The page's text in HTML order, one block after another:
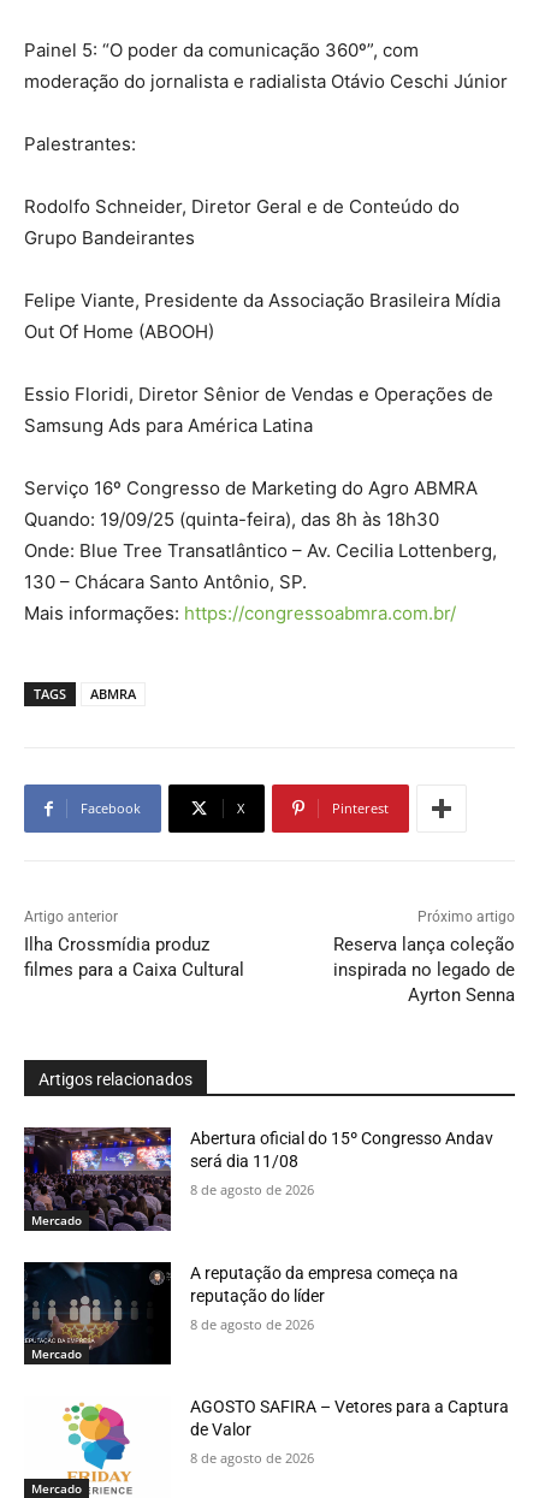
Painel 5: “O poder da comunicação 360º”, com
moderação do jornalista e radialista Otávio Ceschi Júnior
Palestrantes:
Rodolfo Schneider, Diretor Geral e de Conteúdo do
Grupo Bandeirantes
Felipe Viante, Presidente da Associação Brasileira Mídia
Out Of Home (ABOOH)
Essio Floridi, Diretor Sênior de Vendas e Operações de
Samsung Ads para América Latina
Serviço 16º Congresso de Marketing do Agro ABMRA
Quando: 19/09/25 (quinta-feira), das 8h às 18h30
Onde: Blue Tree Transatlântico – Av. Cecilia Lottenberg,
130 – Chácara Santo Antônio, SP.
Mais informações: https://congressoabmra.com.br/
TAGS ABMRA
Facebook X Pinterest
Artigo anterior
Ilha Crossmídia produz
filmes para a Caixa Cultural
Próximo artigo
Reserva lança coleção
inspirada no legado de
Ayrton Senna
Artigos relacionados
Mercado
Abertura oficial do 15º Congresso Andav
será dia 11/08
8 de agosto de 2026
Mercado
A reputação da empresa começa na
reputação do líder
8 de agosto de 2026
Mercado
AGOSTO SAFIRA – Vetores para a Captura
de Valor
8 de agosto de 2026